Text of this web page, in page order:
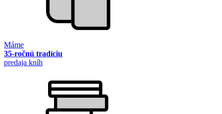
Máme
35-ročnú tradíciu
predaja kníh